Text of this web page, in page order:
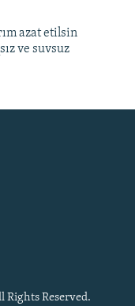
azat etilsin
ve suvsuz
Rights Reserved.